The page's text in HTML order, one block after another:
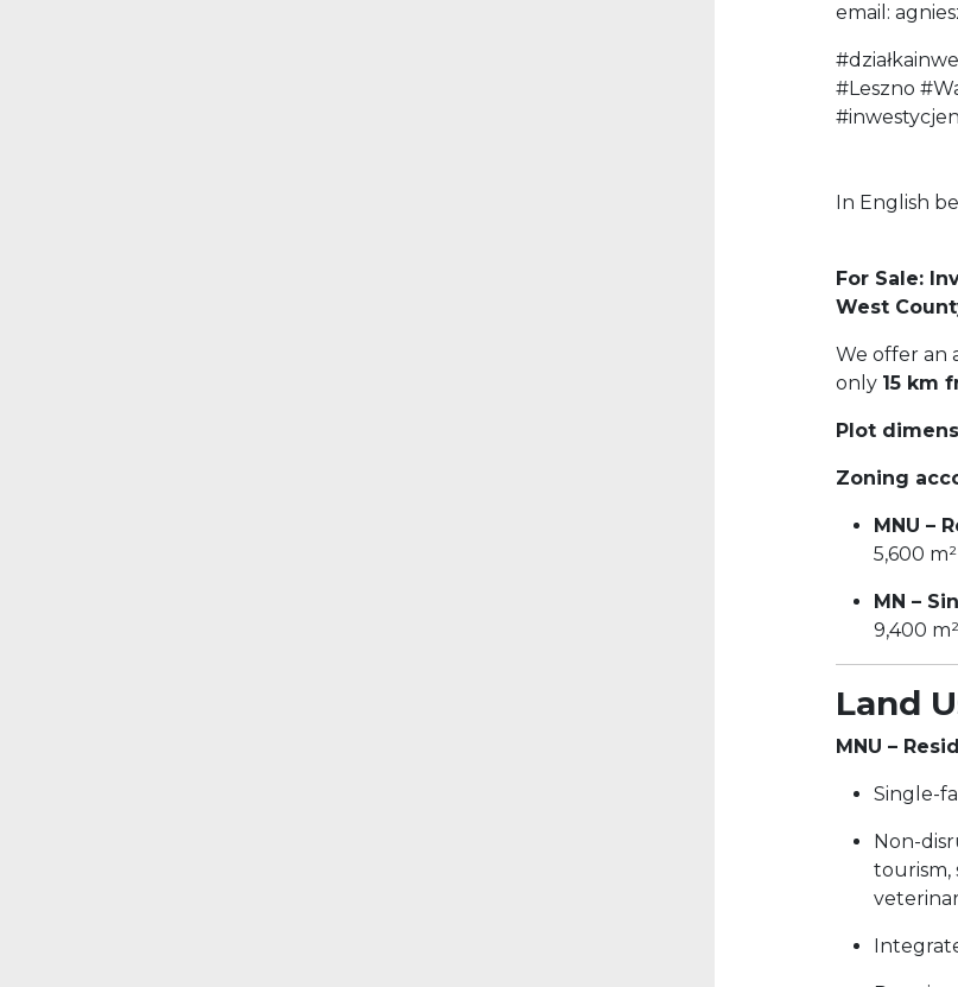
email:
#Leszno
In English
For Sale:
West
We offer an
only 15 km
Plot
Zoning
MNU –
5,600 m²
MN –
9,400 m²
Land
MNU –
Single-
Non-
tourism,